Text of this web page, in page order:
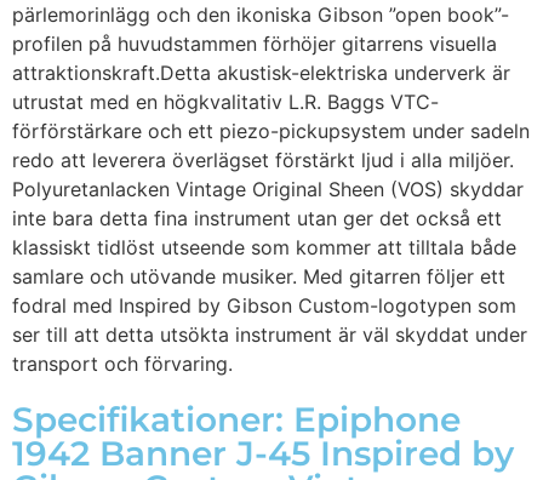
pärlemorinlägg och den ikoniska Gibson ”open book”-
profilen på huvudstammen förhöjer gitarrens visuella
attraktionskraft.Detta akustisk-elektriska underverk är
utrustat med en högkvalitativ L.R. Baggs VTC-
förförstärkare och ett piezo-pickupsystem under sadeln
redo att leverera överlägset förstärkt ljud i alla miljöer.
Polyuretanlacken Vintage Original Sheen (VOS) skyddar
inte bara detta fina instrument utan ger det också ett
klassiskt tidlöst utseende som kommer att tilltala både
samlare och utövande musiker. Med gitarren följer ett
fodral med Inspired by Gibson Custom-logotypen som
ser till att detta utsökta instrument är väl skyddat under
transport och förvaring.
Specifikationer: Epiphone
1942 Banner J-45 Inspired by